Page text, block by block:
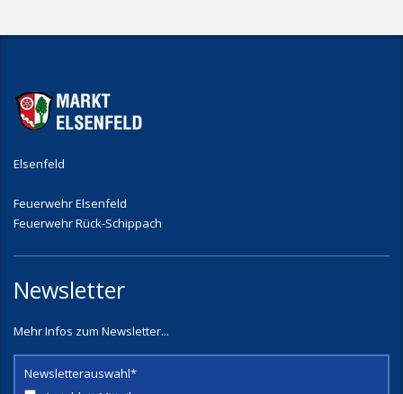
Elsenfeld
Feuerwehr Elsenfeld
Feuerwehr Rück-Schippach
Newsletter
Mehr Infos zum Newsletter...
Newsletterauswahl*